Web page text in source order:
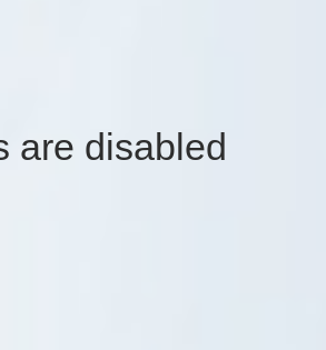
are disabled